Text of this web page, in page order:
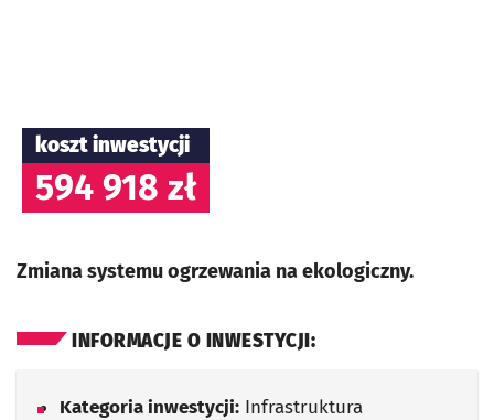
koszt inwestycji
594 918 zł
Zmiana systemu ogrzewania na ekologiczny.
INFORMACJE O INWESTYCJI:
Kategoria inwestycji: Infrastruktura